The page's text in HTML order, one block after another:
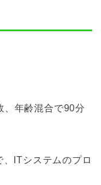
、年齢混合で90分
、ITシステムのプロ